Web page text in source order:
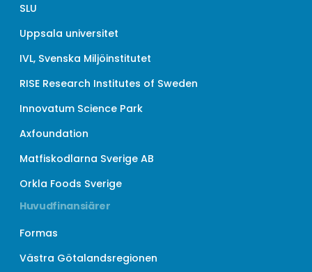
SLU
Uppsala universitet
IVL, Svenska Miljöinstitutet
RISE Research Institutes of Sweden
Innovatum Science Park
Axfoundation
Matfiskodlarna Sverige AB
Orkla Foods Sverige
Huvudfinansiärer
Formas
Västra Götalandsregionen